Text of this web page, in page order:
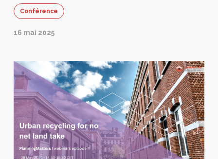
Conférence
16 mai 2025